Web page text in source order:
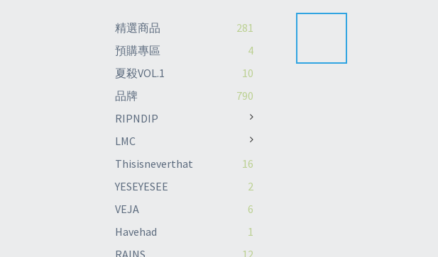
精選商品
281
預購專區
4
夏殺VOL.1
10
品牌
790
RIPNDIP
LMC
Thisisneverthat
16
YESEYESEE
2
VEJA
6
Havehad
1
RAINS
12